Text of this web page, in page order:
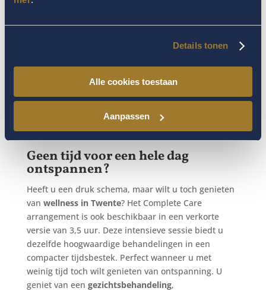
Details tonen
Alle cookies toestaan
Aanpassen
lichaamsmassage die spanning verlicht en rust
brengt. Wenst u ontspanning, of liever een stevige
handen en indien gewenst met een mooie kleur op
uw nagels.
Afsluitend kiest u tussen een subtiele dagmake-up
of een verfrissende hoofdhuidbehandeling.
Geen tijd voor een hele dag
ontspannen?
Heeft u een druk schema, maar wilt u toch genieten
van wellness in Twente? Het Complete Care
arrangement is ook beschikbaar in een verkorte
versie van 3,5 uur. Deze intensieve sessie biedt u
dezelfde hoogwaardige behandelingen in een
compacter tijdsbestek. Perfect wanneer u met
weinig tijd toch wilt genieten van ontspanning. U
geniet van een gezichtsbehandeling,